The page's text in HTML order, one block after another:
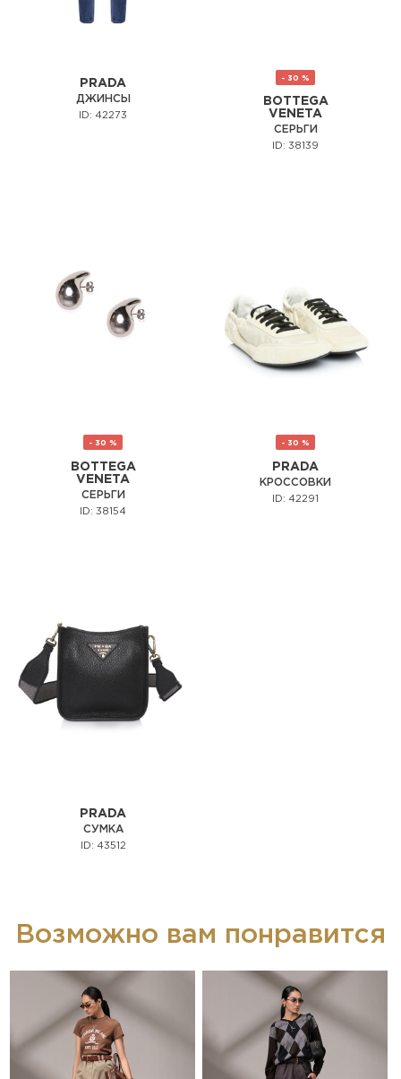
PRADA
ДЖИНСЫ
ID: 42273
- 30 %
BOTTEGA
VENETA
СЕРЬГИ
ID: 38139
- 30 %
BOTTEGA
VENETA
СЕРЬГИ
ID: 38154
- 30 %
PRADA
КРОССОВКИ
ID: 42291
PRADA
СУМКА
ID: 43512
Возможно вам понравится